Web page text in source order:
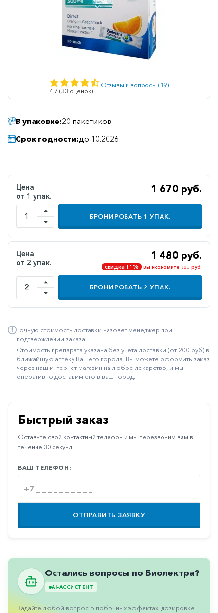
Ветеринарные
Витаминные
Гематологические
Гепатопротекторы
Гинекология
Желудочно-
кишечные
Иммунодепрессанты
Иммуностимуляторы
Метаболизм
Минеральный
обмен
Наружные
Неврологические
Остеопороз
Офтальмология
Противовирусные
Противовоспалительные
Противоопухолевые
Противоподагрические
Противорвотные
Противоэпилептические
Пульмонология
Сердечные
4.7 (33 оценок)
Отзывы и вопросы (19)
В упаковке:20 пакетиков
Срок годности:до 10.2026
Цена
от 1 упак.
1 670 руб.
БРОНИРОВАТЬ 1 УПАК.
Цена
от 2 упак.
1 480 руб.
скидка 11% Вы экономите 380 руб.
БРОНИРОВАТЬ 2 УПАК.
Точную стоимость доставки назовет менеджер при
подтверждении заказа.
Стоимость препарата указана без учёта доставки (от 200 руб) в
ближайшую аптеку Вашего города. Вы можете оформить заказ
через наш интернет магазин на любое лекарство, и мы
оперативно доставим его в ваш город.
Быстрый заказ
Оставьте свой контактный телефон и мы перезвоним вам в
течение 30 секунд.
ВАШ ТЕЛЕФОН:
ОТПРАВИТЬ ЗАЯВКУ
Остались вопросы по Биолектра?
AI-АССИСТЕНТ
Задайте любой вопрос о побочных эффектах, дозировке